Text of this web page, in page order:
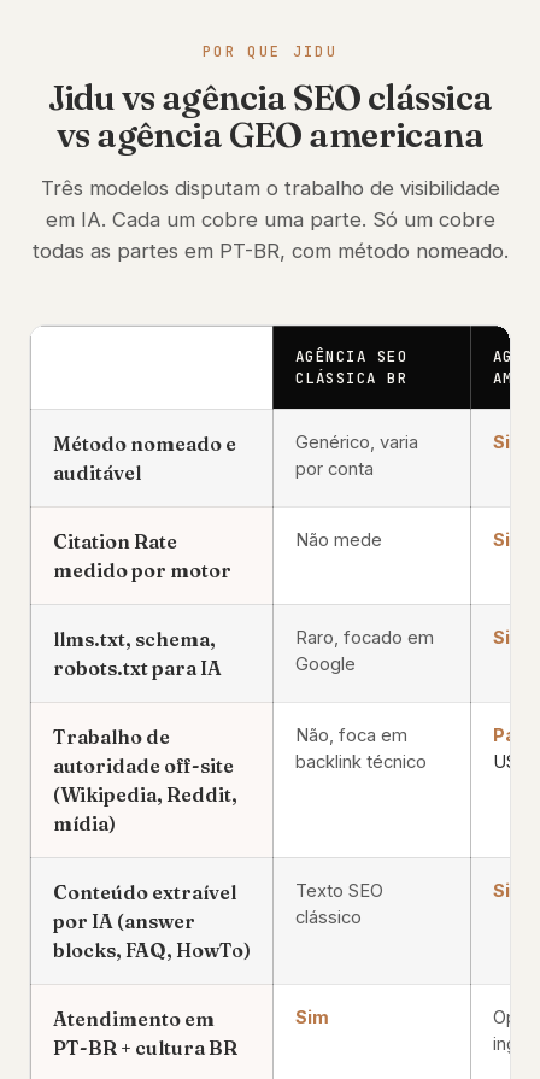
POR QUE JIDU
Jidu vs agência SEO clássica
vs agência GEO americana
Três modelos disputam o trabalho de visibilidade
em IA. Cada um cobre uma parte. Só um cobre
todas as partes em PT-BR, com método nomeado.
AGÊNCIA SEO
CLÁSSICA BR
Método nomeado e
auditável
Genérico, varia
por conta
Sim
Citation Rate
medido por motor
Não mede Sim
llms.txt, schema,
robots.txt para IA
Raro, focado em
Google
Sim
Trabalho de
autoridade off-site
(Wikipedia, Reddit,
mídia)
Não, foca em
backlink técnico
USA
Conteúdo extraível
por IA (answer
blocks, FAQ, HowTo)
Texto SEO
clássico
Sim
Atendimento em
PT-BR + cultura BR
Sim
inglês